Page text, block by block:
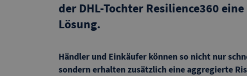
der DHL-Tochter Resilience360
Lösung.
Händler und Einkäufer können so nicht nur
sondern erhalten zusätzlich eine aggregierte